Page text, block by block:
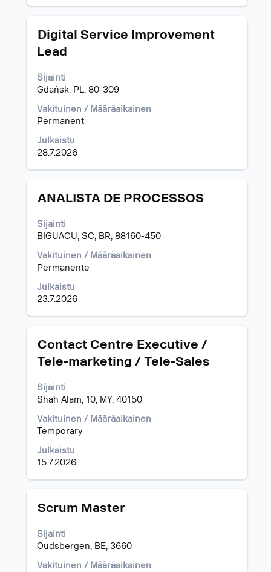
Ammattinimike
Digital Service Improvement
Lead
Sijainti
Gdańsk, PL, 80-309
Vakituinen / Määräaikainen
Permanent
Julkaistu
28.7.2026
Valitse
välilyöntinäppäimellä,
jos
nähdä
työpaikan
kaikki
tiedot.
Ammattinimike
ANALISTA DE PROCESSOS
Sijainti
BIGUACU, SC, BR, 88160-450
Vakituinen / Määräaikainen
Permanente
Julkaistu
23.7.2026
Valitse
jos
haluat
työpaikan
kaikki
Ammattinimike
Contact Centre Executive /
Tele-marketing / Tele-Sales
Sijainti
Shah Alam, 10, MY, 40150
Vakituinen / Määräaikainen
Temporary
Julkaistu
15.7.2026
Valitse
jos
nähdä
työpaikan
kaikki
tiedot.
Ammattinimike
Scrum Master
Sijainti
Oudsbergen, BE, 3660
Vakituinen / Määräaikainen
Valitse
jos
haluat
työpaikan